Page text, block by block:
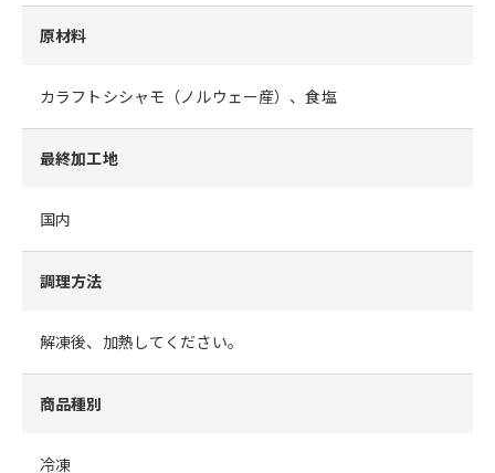
原材料
カラフトシシャモ（ノルウェー産）、食塩
最終加工地
国内
調理方法
解凍後、加熱してください。
商品種別
冷凍